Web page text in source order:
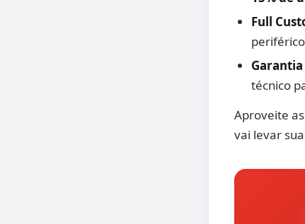
Full
técnico
Aproveite
vai levar